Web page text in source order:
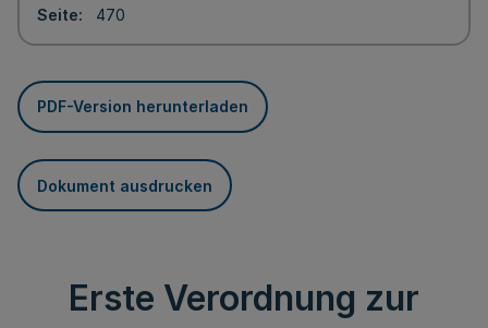
Seite
470
PDF-Version herunterladen
Dokument ausdrucken
Erste Verordnung zur